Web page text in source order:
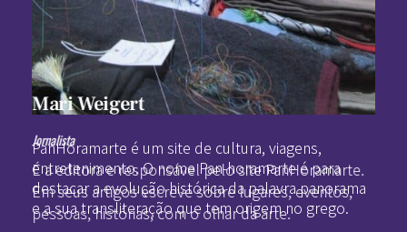
PanHoramarte é um site de cultura, viagens,
entretenimento. O nome Pan-horamarte é para
destacar a evolução histórica da palavra panorama
e a sua transliteração que tem origem no grego.
Mari Weigert
Jornalista
É a editora e responsável pelo site PanHoramarte.
Em seus artigos escreve sobre lugares, eventos,
pessoas, histórias, com o olhar da arte.